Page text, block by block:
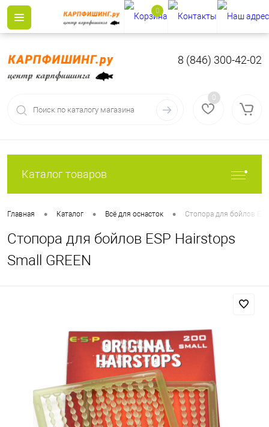
8 (846) 300-42-02
0
Каталог товаров
Главная • Каталог • Всё для оснасток • Стопора для бойлов
Стопора для бойлов ESP Hairstops
Small GREEN
0